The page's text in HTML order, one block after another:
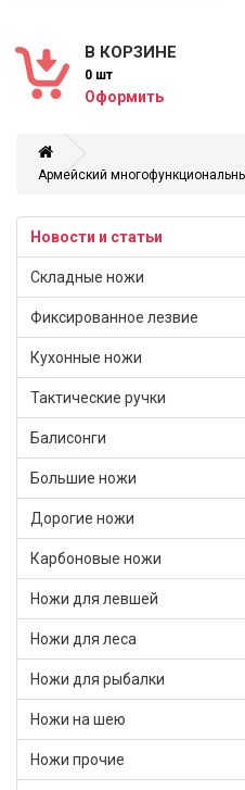
В КОРЗИНЕ
0 шт
Оформить
Армейский
Новости и статьи
Складные ножи
Фиксированное лезвие
Кухонные ножи
Тактические ручки
Балисонги
Большие ножи
Дорогие ножи
Карбоновые ножи
Ножи для левшей
Ножи для леса
Ножи для рыбалки
Ножи на шею
Ножи прочие